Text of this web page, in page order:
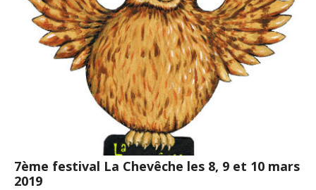
7ème festival La Chevêche les 8, 9 et 10 mars
2019